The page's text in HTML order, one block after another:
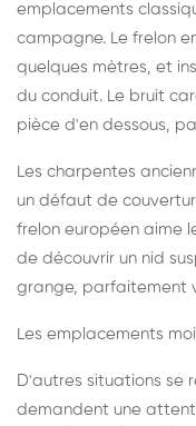
emplacements
campagne. Le frelon
quelques mètres, et
du conduit. Le bruit
pièce d'en dessous,
Les charpentes
un défaut de
frelon européen aime
de découvrir un nid
grange, parfaitement
Les emplacements
D'autres situations se
demandent une